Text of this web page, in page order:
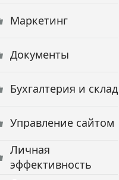
Маркетинг
Документы
Бухгалтерия и склад
Управление сайтом
Личная
эффективность